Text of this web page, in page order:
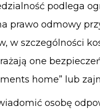
podlega
prawo odmowy
w szczególności
one
home” lub
osobę